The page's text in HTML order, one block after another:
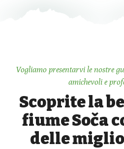
Vogliamo presentarvi le nostre
amichevoli e
Scoprite la
fiume Soča
delle